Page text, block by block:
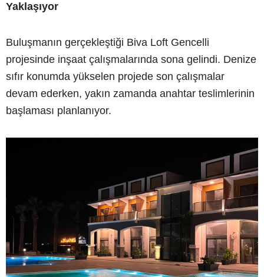
Yaklaşıyor
Buluşmanın gerçekleştiği Biva Loft Gencelli
projesinde inşaat çalışmalarında sona gelindi. Denize
sıfır konumda yükselen projede son çalışmalar
devam ederken, yakın zamanda anahtar teslimlerinin
başlaması planlanıyor.